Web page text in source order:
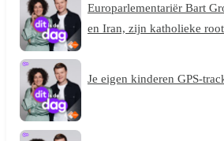
Europarlementariër Bart
en Iran, zijn katholieke
Je eigen kinderen GPS-